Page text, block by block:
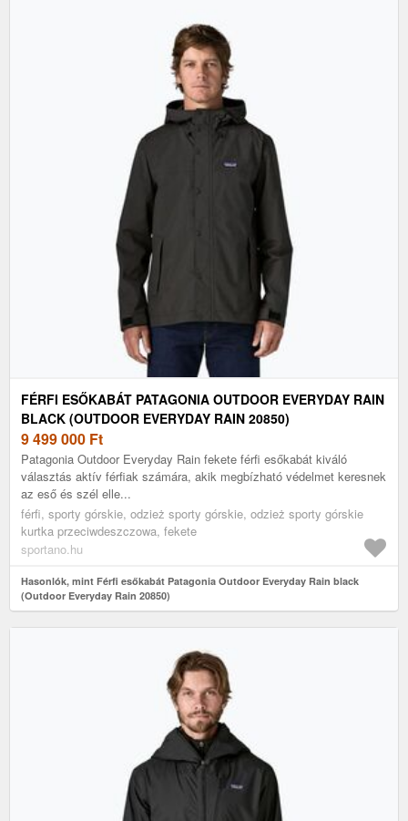
FÉRFI ESŐKABÁT PATAGONIA OUTDOOR EVERYDAY RAIN
BLACK (OUTDOOR EVERYDAY RAIN 20850)
9 499 000 Ft
Patagonia Outdoor Everyday Rain fekete férfi esőkabát kiváló
választás aktív férfiak számára, akik megbízható védelmet keresnek
az eső és szél elle...
férfi, sporty górskie, odzież sporty górskie, odzież sporty górskie
kurtka przeciwdeszczowa, fekete
sportano.hu
Hasonlók, mint Férfi esőkabát Patagonia Outdoor Everyday Rain black
(Outdoor Everyday Rain 20850)